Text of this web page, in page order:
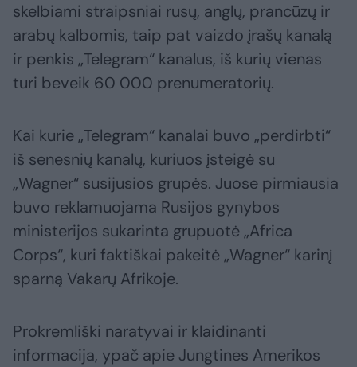
skelbiami straipsniai rusų, anglų, prancūzų ir
arabų kalbomis, taip pat vaizdo įrašų kanalą
ir penkis „Telegram“ kanalus, iš kurių vienas
turi beveik 60 000 prenumeratorių.
Kai kurie „Telegram“ kanalai buvo „perdirbti“
iš senesnių kanalų, kuriuos įsteigė su
„Wagner“ susijusios grupės. Juose pirmiausia
buvo reklamuojama Rusijos gynybos
ministerijos sukarinta grupuotė „Africa
Corps“, kuri faktiškai pakeitė „Wagner“ karinį
sparną Vakarų Afrikoje.
Prokremliški naratyvai ir klaidinanti
informacija, ypač apie Jungtines Amerikos